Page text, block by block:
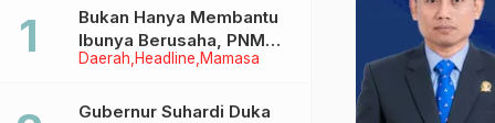
Daerah Headline Mamasa
Bukan Hanya Membantu
Ibunya Berusaha, PNM
Juga Menjaga Mimpi
Menggapai Cita-Cita
Gubernur Suhardi Duka